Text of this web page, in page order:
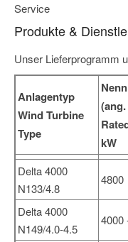
Service
Produkte &
Unser Lieferprogramm
Anlagentyp
Wind Turbine
Type
kW
Delta 4000
N133/4.8
4800
Delta 4000
N149/4.0-4.5
4000